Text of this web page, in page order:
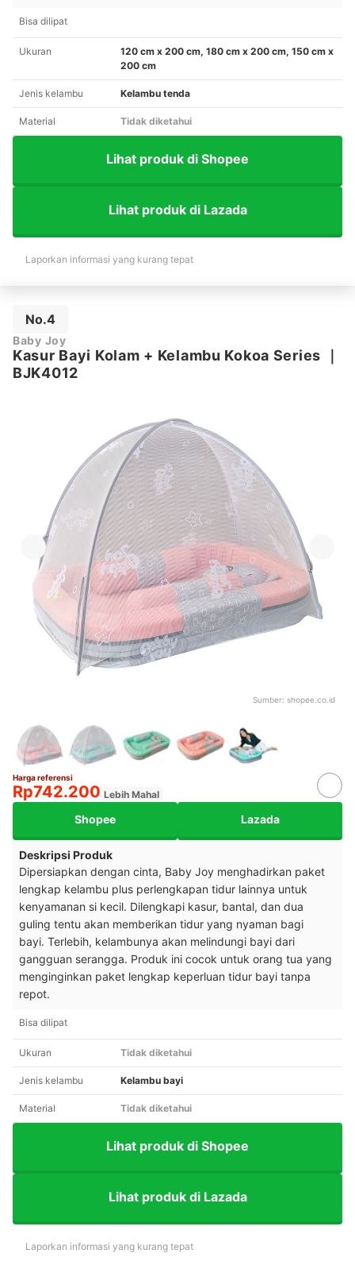
Bisa dilipat
Ukuran
120 cm x 200 cm, 180 cm x 200 cm, 150 cm x
200 cm
Jenis kelambu Kelambu tenda
Material Tidak diketahui
Lihat produk di Shopee
Lihat produk di Lazada
Laporkan informasi yang kurang tepat
No.4
Baby Joy
Kasur Bayi Kolam + Kelambu Kokoa Series
BJK4012
Sumber: shopee.co.id
Harga referensi
Rp742.200 Lebih Mahal
Shopee Lazada
Deskripsi Produk
Dipersiapkan dengan cinta, Baby Joy menghadirkan paket
lengkap kelambu plus perlengkapan tidur lainnya untuk
kenyamanan si kecil. Dilengkapi kasur, bantal, dan dua
guling tentu akan memberikan tidur yang nyaman bagi
bayi. Terlebih, kelambunya akan melindungi bayi dari
gangguan serangga. Produk ini cocok untuk orang tua yang
menginginkan paket lengkap keperluan tidur bayi tanpa
repot.
Bisa dilipat
Ukuran Tidak diketahui
Jenis kelambu Kelambu bayi
Material Tidak diketahui
Lihat produk di Shopee
Lihat produk di Lazada
Laporkan informasi yang kurang tepat